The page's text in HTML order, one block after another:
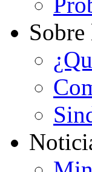
Sobre